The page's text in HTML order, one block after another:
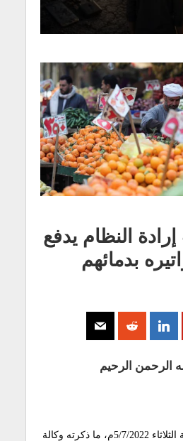
النظام يدفع
بدمائهم
الرحمن الرحيم
نشرت سكاي نيوز عربية الثلاثاء 5/7/2022م، ما ذكرته وكالة